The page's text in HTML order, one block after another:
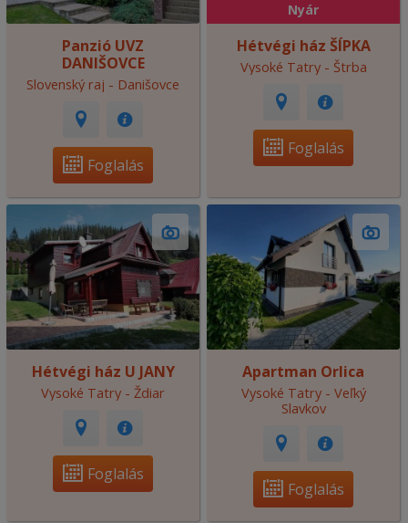
Panzió UVZ
DANIŠOVCE
Slovenský raj - Danišovce
Foglalás
Nyár
Hétvégi ház ŠÍPKA
Vysoké Tatry - Štrba
Foglalás
Hétvégi ház U JANY
Vysoké Tatry - Ždiar
Foglalás
Apartman Orlica
Vysoké Tatry - Veľký
Slavkov
Foglalás